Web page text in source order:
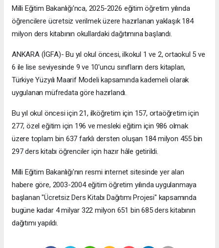
Milli Eğitim Bakanlığı'nca, 2025-2026 eğitim öğretim yılında
öğrencilere ücretsiz verilmek üzere hazırlanan yaklaşık 184
milyon ders kitabının okullardaki dağıtımına başlandı.
ANKARA (İGFA)- Bu yıl okul öncesi, ilkokul 1 ve 2, ortaokul 5 ve
6 ile lise seviyesinde 9 ve 10'uncu sınıfların ders kitapları,
Türkiye Yüzyılı Maarif Modeli kapsamında kademeli olarak
uygulanan müfredata göre hazırlandı.
Bu yıl okul öncesi için 21, ilköğretim için 157, ortaöğretim için
277, özel eğitim için 196 ve mesleki eğitim için 986 olmak
üzere toplam bin 637 farklı dersten oluşan 184 milyon 455 bin
297 ders kitabı öğrenciler için hazır hâle getirildi.
Milli Eğitim Bakanlığı'nın resmi internet sitesinde yer alan
habere göre, 2003-2004 eğitim öğretim yılında uygulanmaya
başlanan "Ücretsiz Ders Kitabı Dağıtımı Projesi" kapsamında
bugüne kadar 4 milyar 322 milyon 651 bin 685 ders kitabının
dağıtımı yapıldı.